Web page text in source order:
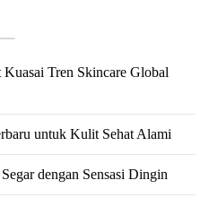
Tren Skincare Global
untuk Kulit Sehat Alami
dengan Sensasi Dingin